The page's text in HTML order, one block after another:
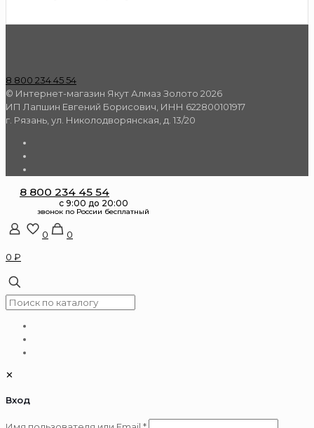
8 800 234 45 54
© Интернет-магазин Якут Алмаз Золото 2026
ИП Лапшин Евгений Борисович, ИНН 622800101917
г. Рязань, ул. Николодворянская, д. 13/20
8 800 234 45 54
0
0
0 ₽
✕
Вход
Обязательно